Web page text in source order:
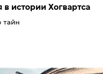
истории Хогвартса
тайн